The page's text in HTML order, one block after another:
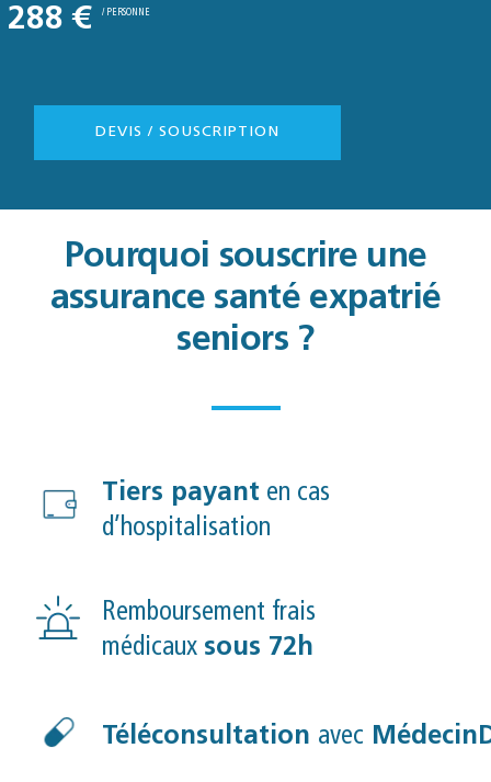
288 € / PERSONNE
DEVIS / SOUSCRIPTION
Pourquoi souscrire une
assurance santé expatrié
seniors ?
Tiers payant en cas
d’hospitalisation
Remboursement frais
médicaux sous 72h
Téléconsultation avec